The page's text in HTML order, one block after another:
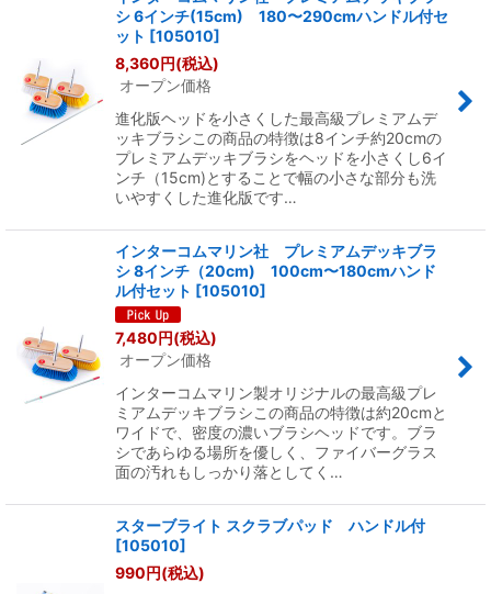
シ 6インチ(15cm) 180〜290cmハンドル付セ
ット [105010]
8,360円(税込)
オープン価格
進化版ヘッドを小さくした最高級プレミアムデ
ッキブラシこの商品の特徴は8インチ約20cmの
プレミアムデッキブラシをヘッドを小さくし6イ
ンチ（15cm)とすることで幅の小さな部分も洗
いやすくした進化版です…
インターコムマリン社 プレミアムデッキブラ
シ 8インチ（20cm) 100cm〜180cmハンド
ル付セット [105010]
7,480円(税込)
オープン価格
インターコムマリン製オリジナルの最高級プレ
ミアムデッキブラシこの商品の特徴は約20cmと
ワイドで、密度の濃いブラシヘッドです。ブラ
シであらゆる場所を優しく、ファイバーグラス
面の汚れもしっかり落としてく…
スターブライト スクラブパッド ハンドル付
[105010]
990円(税込)